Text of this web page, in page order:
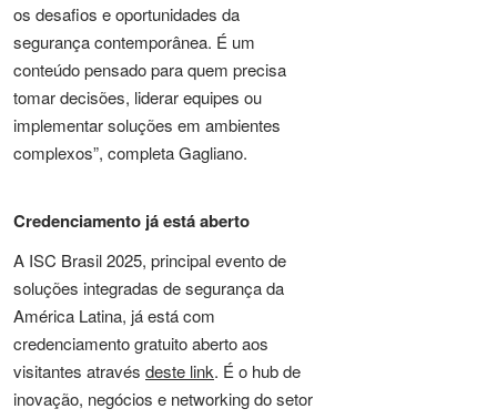
os desafios e oportunidades da
segurança contemporânea. É um
conteúdo pensado para quem precisa
tomar decisões, liderar equipes ou
implementar soluções em ambientes
complexos”, completa Gagliano.
Credenciamento já está aberto
A ISC Brasil 2025, principal evento de
soluções integradas de segurança da
América Latina, já está com
credenciamento gratuito aberto aos
visitantes através deste link. É o hub de
inovação, negócios e networking do setor